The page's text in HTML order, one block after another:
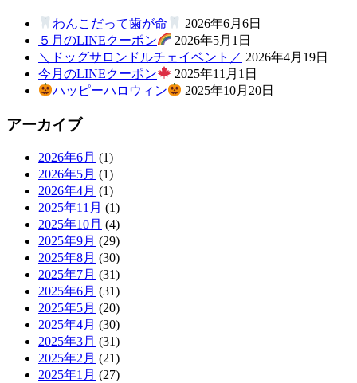
わんこだって歯が命
2026年6月6日
５月のLINEクーポン
2026年5月1日
＼ドッグサロンドルチェイベント／ 2026年4月19日
今月のLINEクーポン
2025年11月1日
ハッピーハロウィン
2025年10月20日
アーカイブ
2026年6月 (1)
2026年5月 (1)
2026年4月 (1)
2025年11月 (1)
2025年10月 (4)
2025年9月 (29)
2025年8月 (30)
2025年7月 (31)
2025年6月 (31)
2025年5月 (20)
2025年4月 (30)
2025年3月 (31)
2025年2月 (21)
2025年1月 (27)